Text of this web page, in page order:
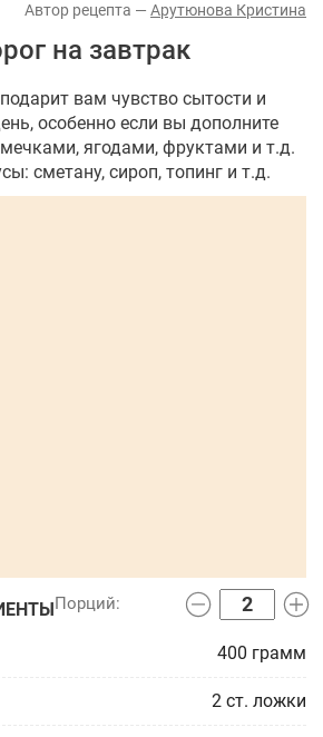
Арутюнова Кристина
на завтрак
вам чувство сытости и
особенно если вы дополните
ягодами, фруктами и т.д.
сметану, сироп, топинг и т.д.
400 грамм
2 ст. ложки